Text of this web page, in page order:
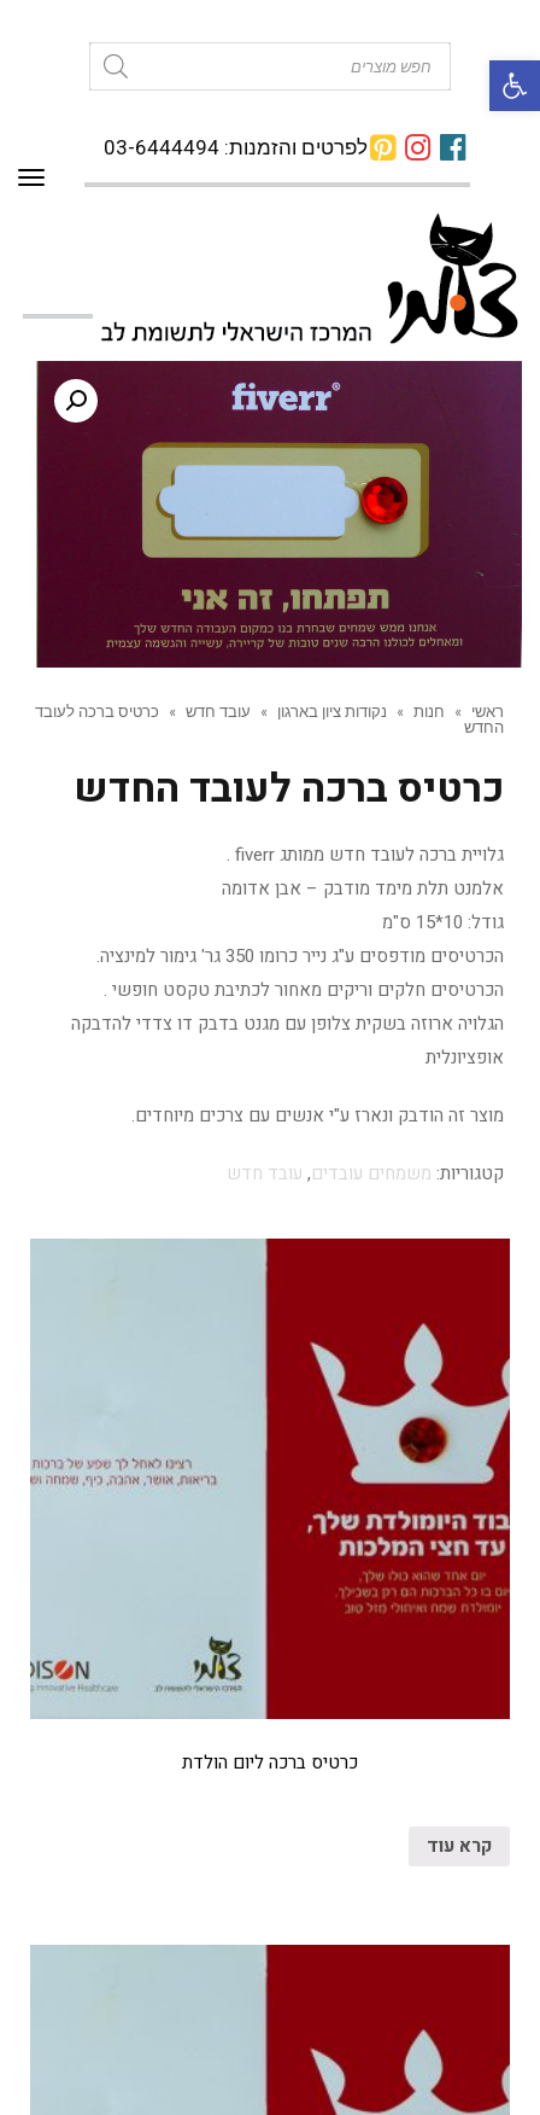
פתח סרגל נגישות
לפרטים והזמנות: 03-6444494
ראשי » חנות » נקודות ציון בארגון » עובד חדש »
כרטיס ברכה לעובד
החדש
כרטיס ברכה לעובד החדש
גלויית ברכה לעובד חדש ממותג fiverr .
אלמנט תלת מימד מודבק – אבן אדומה
גודל: 10*15 ס"מ
הכרטיסים מודפסים ע"ג נייר כרומו 350 גר' גימור למינציה.
הכרטיסים חלקים וריקים מאחור לכתיבת טקסט חופשי .
הגלויה ארוזה בשקית צלופן עם מגנט בדבק דו צדדי להדבקה
אופציונלית
מוצר זה הודבק ונארז ע"י אנשים עם צרכים מיוחדים.
קטגוריות: משמחים עובדים, עובד חדש
כרטיס ברכה ליום הולדת
קרא עוד